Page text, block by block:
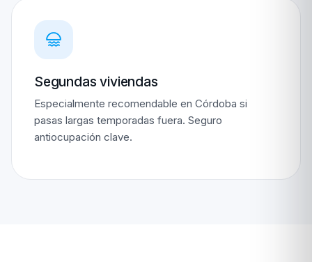
Segundas viviendas
Especialmente recomendable en Córdoba si
pasas largas temporadas fuera. Seguro
antiocupación clave.